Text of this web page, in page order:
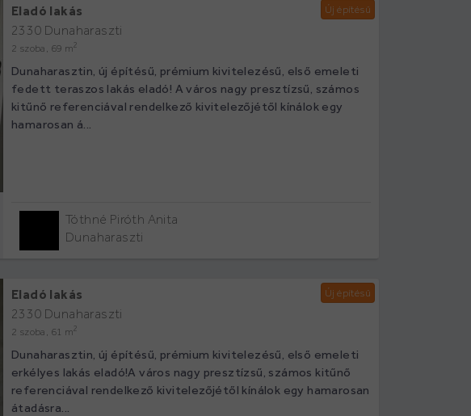
Eladó lakás
2330 Dunaharaszti
2 szoba, 69 m2
Dunaharasztin, új építésű, prémium kivitelezésű, első emeleti
fedett teraszos lakás eladó! A város nagy presztízsű, számos
kitűnő referenciával rendelkező kivitelezőjétől kínálok egy
hamarosan á...
Új építésű
Tóthné Piróth Anita
Dunaharaszti
Eladó lakás
2330 Dunaharaszti
2 szoba, 61 m2
Dunaharasztin, új építésű, prémium kivitelezésű, első emeleti
erkélyes lakás eladó!A város nagy presztízsű, számos kitűnő
referenciával rendelkező kivitelezőjétől kínálok egy hamarosan
átadásra...
Új építésű